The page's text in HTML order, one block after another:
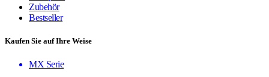
Zubehör
Bestseller
Kaufen Sie auf Ihre Weise
MX Serie